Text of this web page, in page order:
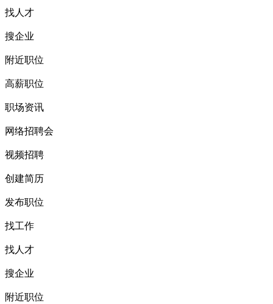
找人才
搜企业
附近职位
高薪职位
职场资讯
网络招聘会
视频招聘
创建简历
发布职位
找工作
找人才
搜企业
附近职位